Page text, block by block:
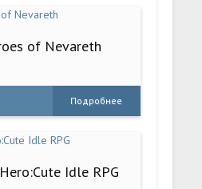
of Nevareth
Подробнее
Idle RPG